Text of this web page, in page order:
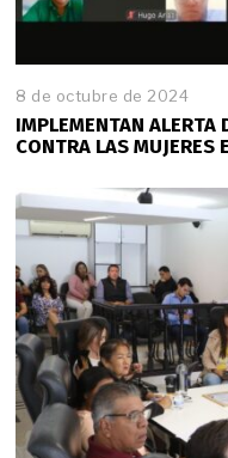
8 de octubre de 2024
IMPLEMENTAN ALERTA
CONTRA LAS MUJERES